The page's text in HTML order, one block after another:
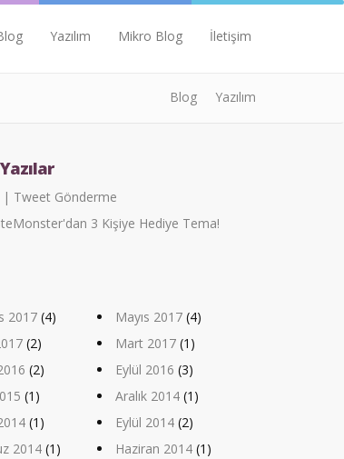
Yazılım Mikro Blog İletişim
Blog Yazılım
| Tweet Gönderme
3 Kişiye Hediye Tema!
2017 (4) Mayıs 2017 (4)
(2) Mart 2017 (1)
(2) Eylül 2016 (3)
(1) Aralık 2014 (1)
(1) Eylül 2014 (2)
2014 (1) Haziran 2014 (1)